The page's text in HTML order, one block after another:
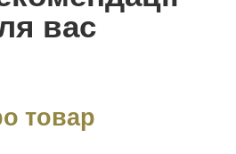
вас
товар